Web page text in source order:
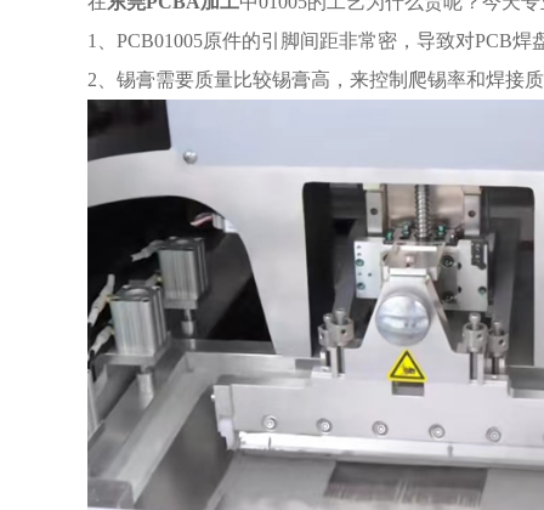
1、PCB01005原件的引脚间距非常密，导致对PCB
2、锡膏需要质量比较锡膏高，来控制爬锡率和焊接